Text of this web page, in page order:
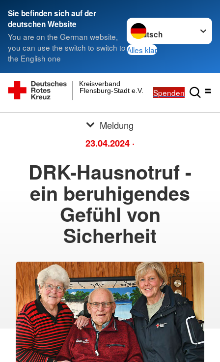
Sie befinden sich auf der
deutschen Website
You are on the German website,
you can use the switch to switch to
the English one
Sprache wechseln zu
Alles klar
Flensburg-Stadt e.V.
Kreisverband
Spenden
Meldung
23.04.2024 ·
DRK-Hausnotruf -
ein beruhigendes
Gefühl von
Sicherheit